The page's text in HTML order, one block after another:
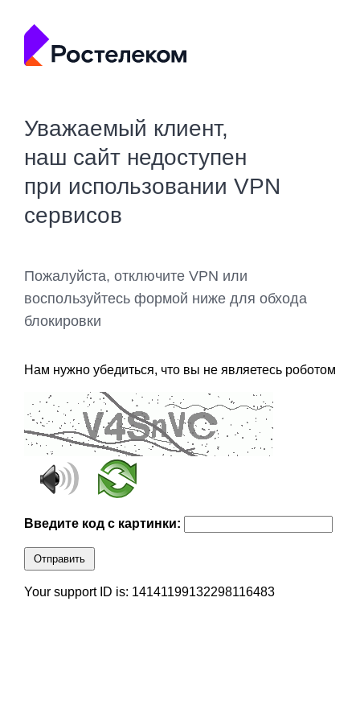
Уважаемый клиент,
наш сайт недоступен
при использовании VPN
сервисов
Пожалуйста, отключите VPN или
воспользуйтесь формой ниже для обхода
блокировки
Нам нужно убедиться, что вы не являетесь роботом
Введите код с картинки:
Отправить
Your support ID is: 14141199132298116483